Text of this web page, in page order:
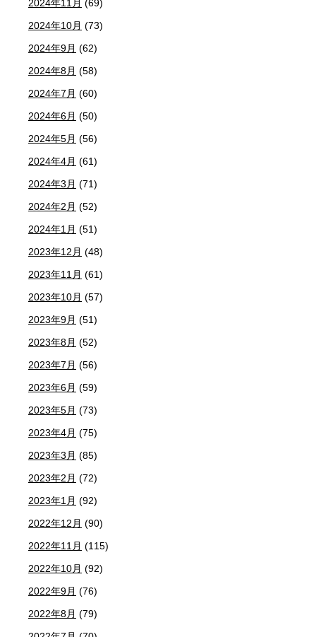
2024年11月 (69)
2024年10月 (73)
2024年9月 (62)
2024年8月 (58)
2024年7月 (60)
2024年6月 (50)
2024年5月 (56)
2024年4月 (61)
2024年3月 (71)
2024年2月 (52)
2024年1月 (51)
2023年12月 (48)
2023年11月 (61)
2023年10月 (57)
2023年9月 (51)
2023年8月 (52)
2023年7月 (56)
2023年6月 (59)
2023年5月 (73)
2023年4月 (75)
2023年3月 (85)
2023年2月 (72)
2023年1月 (92)
2022年12月 (90)
2022年11月 (115)
2022年10月 (92)
2022年9月 (76)
2022年8月 (79)